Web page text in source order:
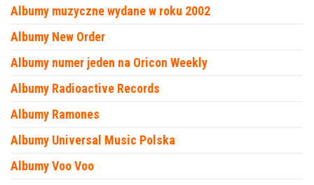
Albumy muzyczne wydane w roku 2002
Albumy New Order
Albumy numer jeden na Oricon Weekly
Albumy Radioactive Records
Albumy Ramones
Albumy Universal Music Polska
Albumy Voo Voo